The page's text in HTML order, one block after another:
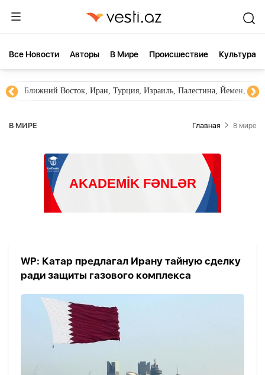
Все Новости Aвторы В Мире Происшествие Культура
Ближний Восток, Иран, Турция, Израиль, Палестина, Йемен,
В МИРЕ Главная В мире
WP: Катар предлагал Ирану тайную сделку
ради защиты газового комплекса